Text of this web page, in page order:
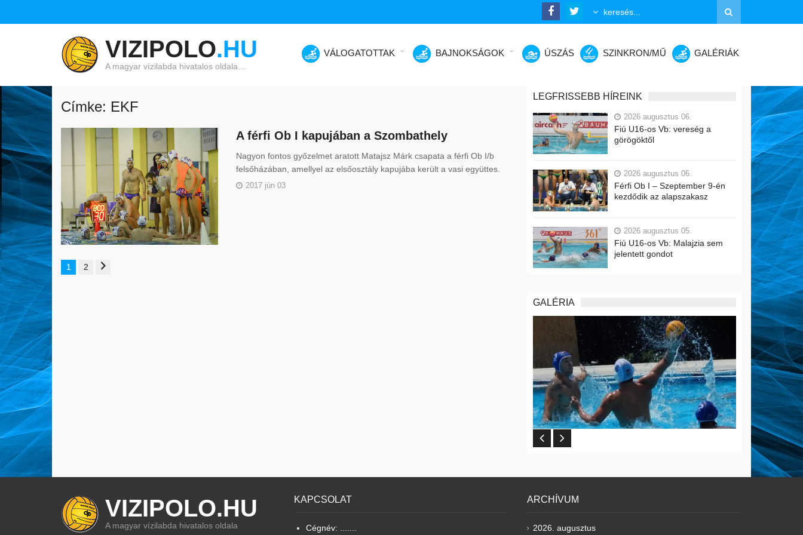
VIZIPOLO.HU
A magyar vízilabda hivatalos oldala…
VÁLOGATOTTAK BAJNOKSÁGOK ÚSZÁS SZINKRON/MŰ GALÉRIÁK
Címke: EKF
A férfi Ob I kapujában a Szombathely
Nagyon fontos győzelmet aratott Matajsz Márk csapata a férfi Ob I/b
felsőházában, amellyel az elsőosztály kapujába került a vasi együttes.
2017 jún 03
1 2
LEGFRISSEBB HÍREINK
2026 augusztus 06.
Fiú U16-os Vb: vereség a
görögöktől
2026 augusztus 06.
Férfi Ob I – Szeptember 9-én
kezdődik az alapszakasz
2026 augusztus 05.
Fiú U16-os Vb: Malajzia sem
jelentett gondot
GALÉRIA
VIZIPOLO.HU
A magyar vízilabda hivatalos oldala
KAPCSOLAT
Cégnév: .......
ARCHÍVUM
2026. augusztus